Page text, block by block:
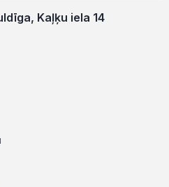
Kaļķu iela 14